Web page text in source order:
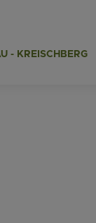
- KREISCHBERG